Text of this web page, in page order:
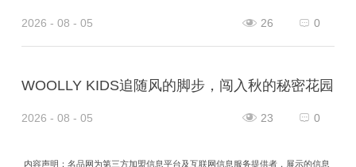
2026 - 08 - 05 0
26
WOOLLY KIDS追随风的脚步，闯入秋的秘密花园
2026 - 08 - 05 0
23
内容声明：名品网为第三方加盟信息平台及互联网信息服务提供者，展示的信息